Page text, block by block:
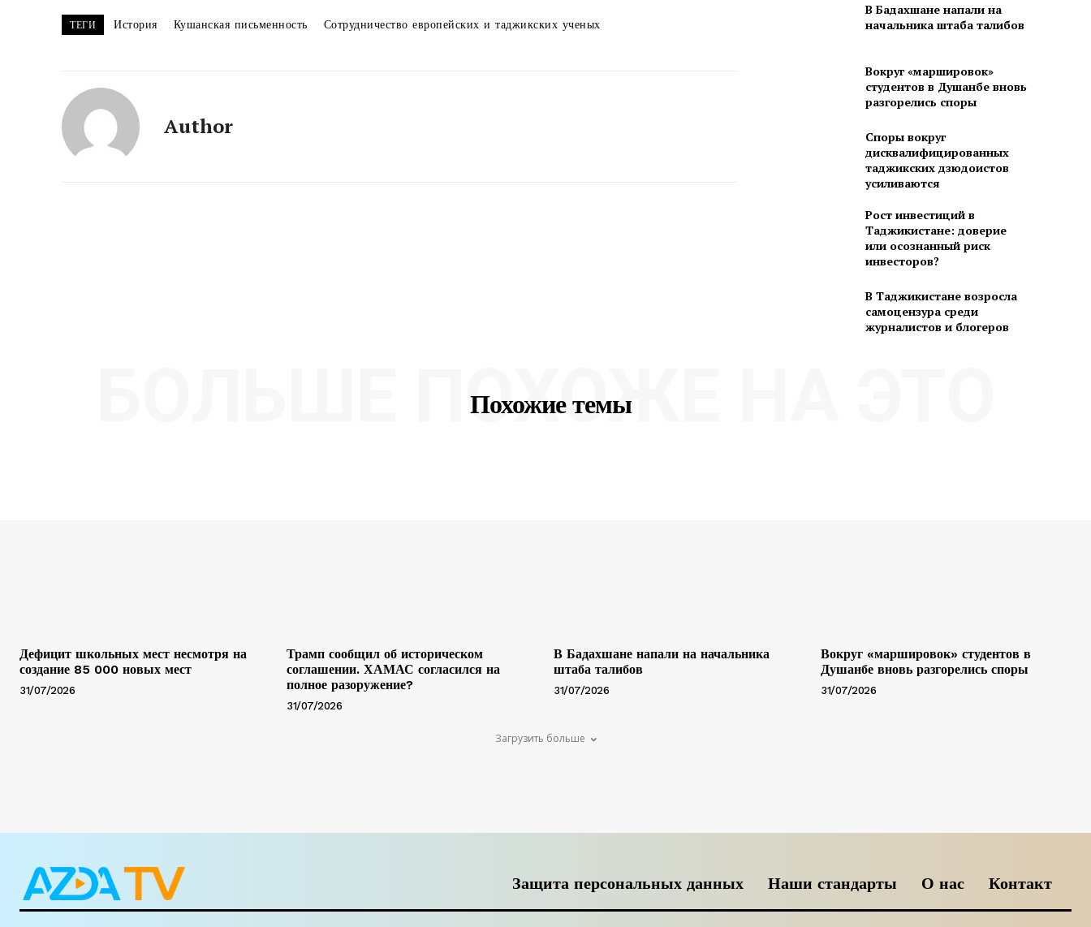
ТЕГИ История Кушанская письменность Сотрудничество европейских и таджикских ученых
Author
В Бадахшане напали на
начальника штаба талибов
Вокруг «маршировок»
студентов в Душанбе вновь
разгорелись споры
Споры вокруг
дисквалифицированных
таджикских дзюдоистов
усиливаются
Рост инвестиций в
Таджикистане: доверие
или осознанный риск
инвесторов?
В Таджикистане возросла
самоцензура среди
журналистов и блогеров
Похожие темы
БОЛЬШЕ ПОХОЖЕ НА ЭТО
Дефицит школьных мест несмотря на
создание 85 000 новых мест
31/07/2026
Трамп сообщил об историческом
соглашении. ХАМАС согласился на
полное разоружение?
31/07/2026
В Бадахшане напали на начальника
штаба талибов
31/07/2026
Вокруг «маршировок» студентов в
Душанбе вновь разгорелись споры
31/07/2026
Загрузить больше
Защита персональных данных Наши стандарты О нас Контакт